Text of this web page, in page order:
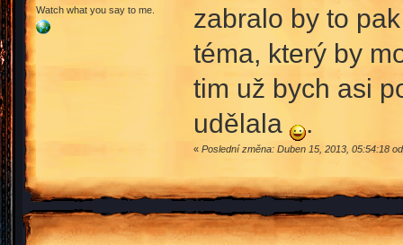
Watch what you say to me.
zabralo by to
téma, který by
tim už bych asi
udělala
.
« Poslední změna: Duben 15, 2013, 05:54:18